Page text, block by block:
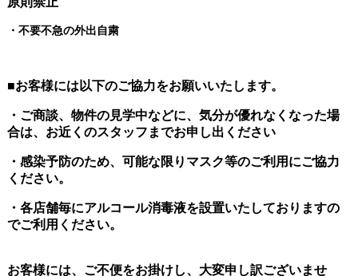
・不要不急の外出自粛
■お客様には以下のご協力をお願いいたします。
・ご商談、物件の見学中などに、気分が優れなくなった場
合は、お近くのスタッフまでお申し出ください
・感染予防のため、可能な限りマスク等のご利用にご協力
ください。
・各店舗毎にアルコール消毒液を設置いたしておりますの
でご利用ください。
お客様には、ご不便をお掛けし、大変申し訳ございませ